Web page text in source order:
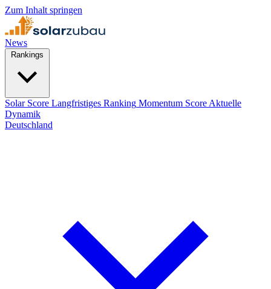
Zum Inhalt springen
News
Solar Score Langfristiges Ranking Momentum Score Aktuelle
Dynamik
Deutschland